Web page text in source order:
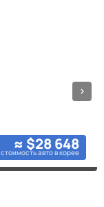
≈ $28 648
стоимость авто в корее